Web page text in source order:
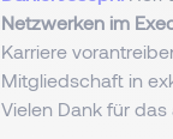
Netzwerken im
Karriere
Mitgliedschaft in
Vielen Dank für